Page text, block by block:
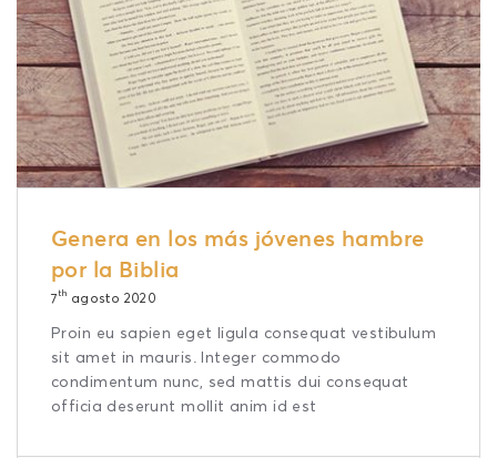
Genera en los más jóvenes hambre
por la Biblia
7th agosto 2020
Proin eu sapien eget ligula consequat vestibulum
sit amet in mauris. Integer commodo
condimentum nunc, sed mattis dui consequat
officia deserunt mollit anim id est